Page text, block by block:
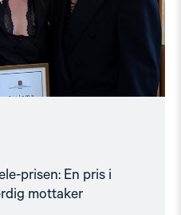
prisen: En pris i
mottaker
tid
til
en
verdig
mottaker"